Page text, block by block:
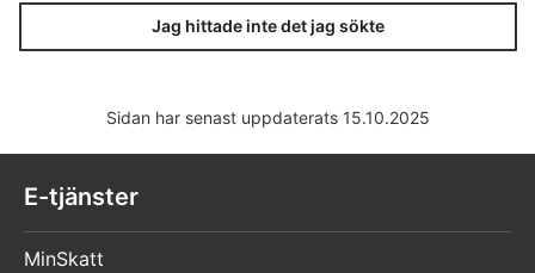
Jag hittade inte det jag sökte
Sidan har senast uppdaterats 15.10.2025
E-tjänster
MinSkatt